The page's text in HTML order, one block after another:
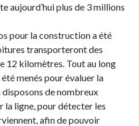
aujourd’hui plus de 3 millions
pour la construction a été
transporteront des
12 kilomètres. Tout au long
menés pour évaluer la
de nombreux
la ligne, pour détecter les
afin de pouvoir